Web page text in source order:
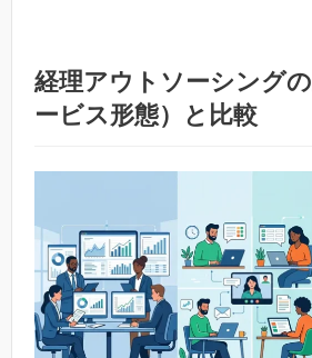
経理アウトソーシング
ービス形態）と比較